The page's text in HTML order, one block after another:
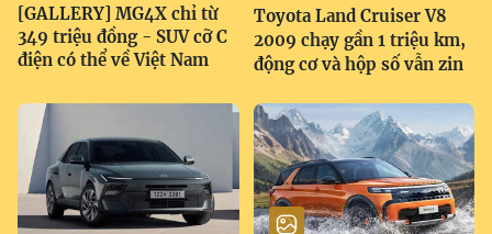
[GALLERY] MG4X chỉ từ
349 triệu đồng - SUV cỡ C
điện có thể về Việt Nam
Toyota Land Cruiser V8
2009 chạy gần 1 triệu km,
động cơ và hộp số vẫn zin